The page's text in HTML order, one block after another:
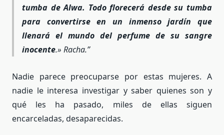
tumba de Alwa. Todo florecerá desde su tumba
para convertirse en un inmenso jardín que
llenará el mundo del perfume de su sangre
inocente.» Racha.
Nadie parece preocuparse por estas mujeres. A
nadie le interesa investigar y saber quienes son y
qué les ha pasado, miles de ellas siguen
encarceladas, desaparecidas.